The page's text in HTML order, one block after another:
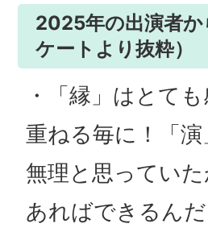
2025年の出演者か
ケートより抜粋）
・「縁」はとて
重ねる毎に！「
無理と思ってい
あればできるん